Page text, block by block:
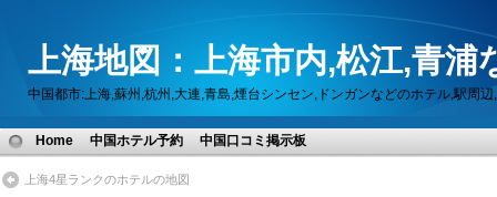
上海地図：上海市内,松江,青浦
中国都市:上海,蘇州,杭州,大連,青島,煙台シンセン,ドンガンなどのホテル,駅周
Home 中国ホテル予約 中国口コミ掲示板
上海4星ランクのホテルの地図